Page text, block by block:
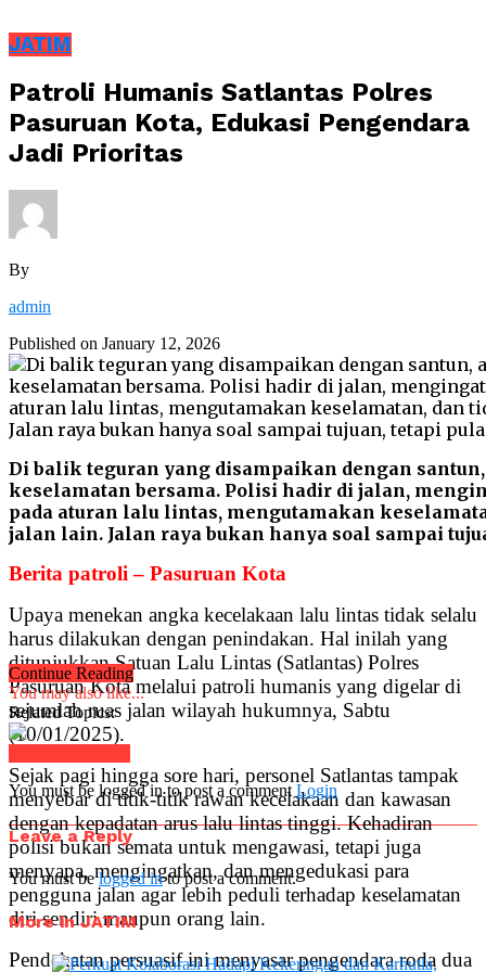
JATIM
Patroli Humanis Satlantas Polres
Pasuruan Kota, Edukasi Pengendara
Jadi Prioritas
By
admin
Published on January 12, 2026
Di balik teguran yang disampaikan dengan
keselamatan bersama. Polisi hadir di jalan,
pada aturan lalu lintas, mengutamakan
jalan lain. Jalan raya bukan hanya soal sampai
Berita patroli – Pasuruan Kota
Upaya menekan angka kecelakaan lalu lintas tidak selalu
harus dilakukan dengan penindakan. Hal inilah yang
ditunjukkan Satuan Lalu Lintas (Satlantas) Polres
Pasuruan Kota melalui patroli humanis yang digelar di
sejumlah ruas jalan wilayah hukumnya, Sabtu
(10/01/2025).
Sejak pagi hingga sore hari, personel Satlantas tampak
menyebar di titik-titik rawan kecelakaan dan kawasan
dengan kepadatan arus lalu lintas tinggi. Kehadiran
polisi bukan semata untuk mengawasi, tetapi juga
menyapa, mengingatkan, dan mengedukasi para
pengguna jalan agar lebih peduli terhadap keselamatan
diri sendiri maupun orang lain.
Pendekatan persuasif ini menyasar pengendara roda dua
Continue Reading
You may also like...
Related Topics:
You must be logged in to post a comment Login
Leave a Reply
You must belogged into post a comment.
More in JATIM